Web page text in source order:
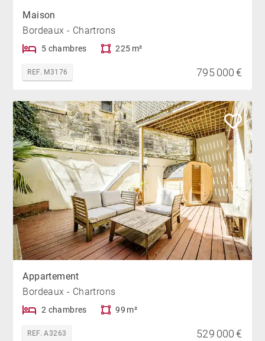
Maison
Bordeaux - Chartrons
5 chambres 225 m²
REF. M3176 795 000 €
Appartement
Bordeaux - Chartrons
2 chambres 99 m²
REF. A3263 529 000 €